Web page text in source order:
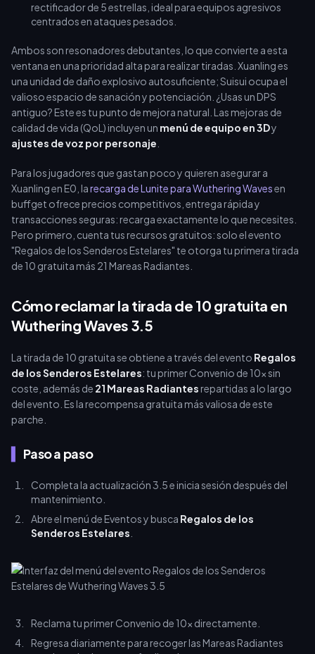
rectificador de 5 estrellas, ideal para equipos agresivos
centrados en ataques pesados.
Ambos son resonadores debutantes, lo que convierte a esta
ventana en una prioridad alta para realizar tiradas. Xuanling es
una unidad de daño explosivo autosuficiente; Suisui ocupa el
valioso espacio de sanación y potenciación. ¿Usas un DPS
antiguo? Este es tu punto de mejora natural. Las mejoras de
calidad de vida (QoL) incluyen un menú de equipo en 3Dy
ajustes de voz por personaje
Para los jugadores que gastan poco y quieren asegurar a
Xuanling en E0, larecarga de Lunite para Wuthering Wavesen
buffget ofrece precios competitivos, entrega rápida y
transacciones seguras: recarga exactamente lo que necesites.
Pero primero, cuenta tus recursos gratuitos: solo el evento
"Regalos de los Senderos Estelares" te otorga tu primera tirada
de 10 gratuita más 21 Mareas Radiantes.
Cómo reclamar la tirada de 10 gratuita en
Wuthering Waves 3.5
La tirada de 10 gratuita se obtiene a través del evento Regalos
de los Senderos Estelares: tu primer Convenio de 10x sin
coste, además de 21 Mareas Radiantesrepartidas a lo largo
del evento. Es la recompensa gratuita más valiosa de este
parche.
Paso a paso
Completa la actualización 3.5 e inicia sesión después del
mantenimiento.
Abre el menú de Eventos y busca Regalos de los
Senderos Estelares
Reclama tu primer Convenio de 10x directamente.
Regresa diariamente para recoger las Mareas Radiantes